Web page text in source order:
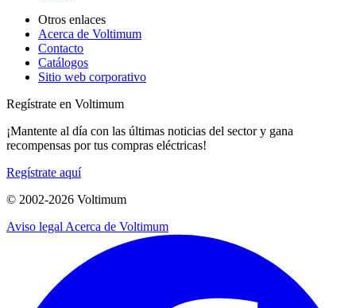
Otros enlaces
Acerca de Voltimum
Contacto
Catálogos
Sitio web corporativo
Regístrate en Voltimum
¡Mantente al día con las últimas noticias del sector y gana
recompensas por tus compras eléctricas!
Regístrate aquí
© 2002-2026 Voltimum
Aviso legal Acerca de Voltimum